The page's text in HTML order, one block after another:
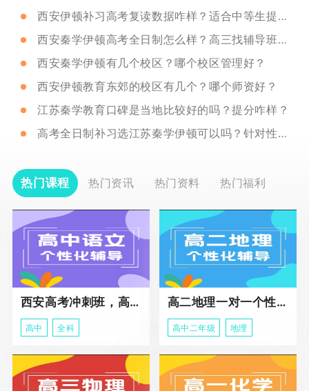
西安伊顿补习高考复读数据咋样？适合中等生提分吗？
西安秦学伊顿高考全日制怎么样？高三找辅导班需要注意什么？
西安秦学伊顿有几个校区？哪个校区管理好？
西安伊顿教育东郊的校区有几个？哪个师资好？
江苏秦学教育口碑是当地比较好的吗？提分咋样？
高考全日制补习选江苏秦学伊顿可以吗？针对性咋样？
热门课程 热门资讯 热门资料 热门福利
西安高考冲刺班，高三全科辅导
高中 全科
高二地理一对一个性化冲刺辅导课程
高中二年级 地理